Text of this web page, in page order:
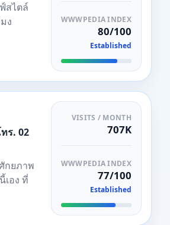
สไตล์
ง
WWWPEDIA INDEX
80/100
Established
ร. 02
กยภาพ
อง ที่
VISITS / MONTH
707K
WWWPEDIA INDEX
77/100
Established